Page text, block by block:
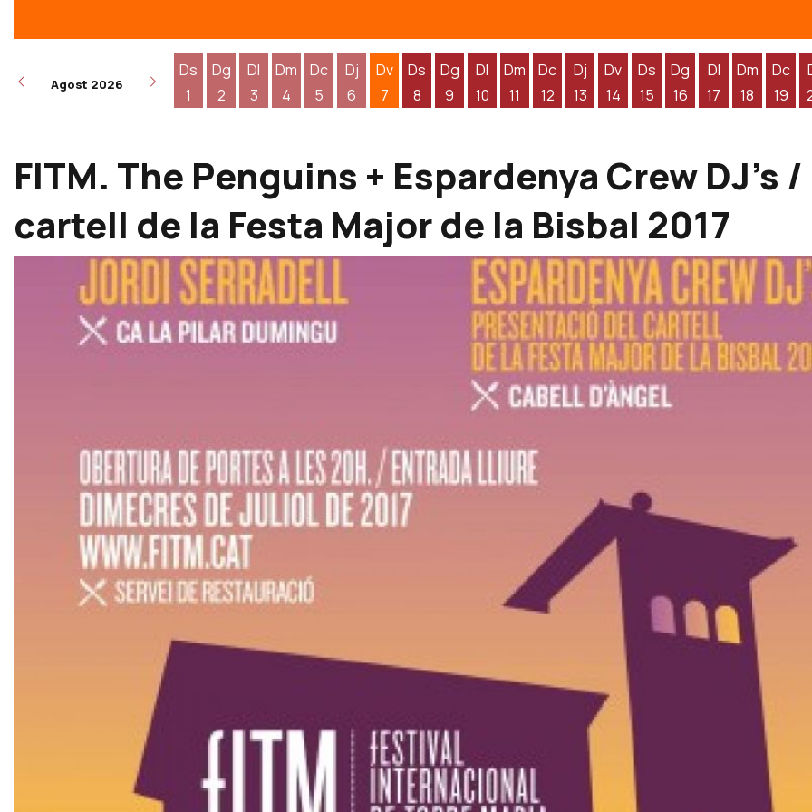
Agost 2026
Ds
1
Dg
2
Dl
3
Dm
4
Dc
5
Dj
6
Dv
7
Ds
8
Dg
9
Dl
10
Dm
11
Dc
12
Dj
13
Dv
14
Ds
15
Dg
16
Dl
17
Dm
18
Dc
19
FITM. The Penguins + Espardenya Crew DJ's
cartell de la Festa Major de la Bisbal 2017